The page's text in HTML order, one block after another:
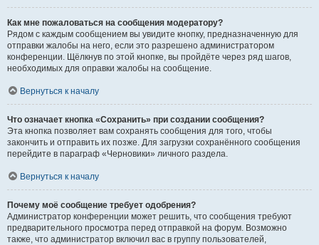
Как мне пожаловаться на сообщения модератору?
Рядом с каждым сообщением вы увидите кнопку, предназначенную для
отправки жалобы на него, если это разрешено администратором
конференции. Щёлкнув по этой кнопке, вы пройдёте через ряд шагов,
необходимых для оправки жалобы на сообщение.
Вернуться к началу
Что означает кнопка «Сохранить» при создании сообщения?
Эта кнопка позволяет вам сохранять сообщения для того, чтобы
закончить и отправить их позже. Для загрузки сохранённого сообщения
перейдите в параграф «Черновики» личного раздела.
Вернуться к началу
Почему моё сообщение требует одобрения?
Администратор конференции может решить, что сообщения требуют
предварительного просмотра перед отправкой на форум. Возможно
также, что администратор включил вас в группу пользователей,